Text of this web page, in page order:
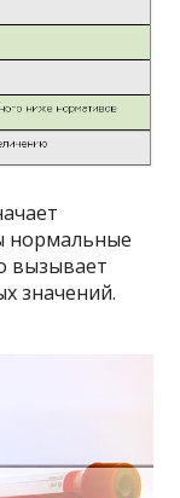
нормальные
вызывает
значений.